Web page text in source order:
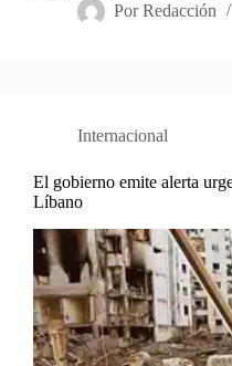
Por Redacción
Internacional
El gobierno emite alerta
Líbano